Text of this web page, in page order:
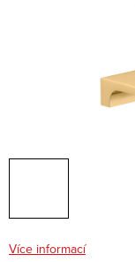
Více informací